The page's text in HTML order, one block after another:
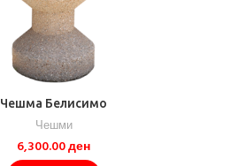
Чешма Белисимо
Чешми
6,300.00ден